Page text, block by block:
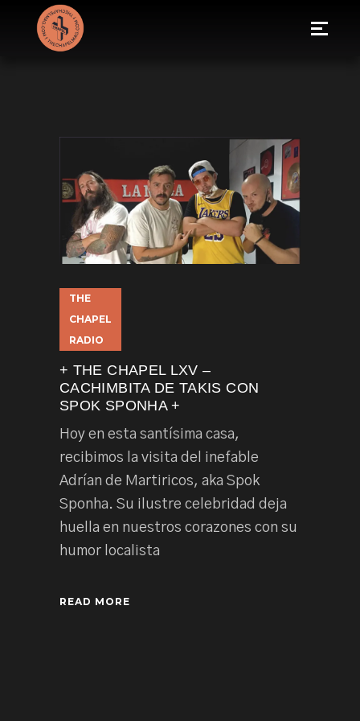
THE
CHAPEL
RADIO
+ THE CHAPEL LXV –
CACHIMBITA DE TAKIS CON
SPOK SPONHA +
Hoy en esta santísima casa,
recibimos la visita del inefable
Adrían de Martiricos, aka Spok
Sponha. Su ilustre celebridad deja
huella en nuestros corazones con su
humor localista
READ MORE